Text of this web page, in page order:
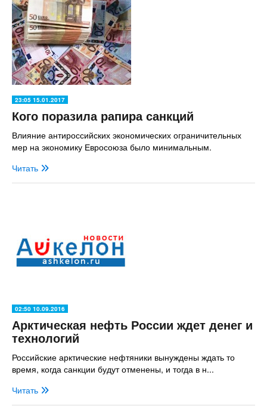
23:05 15.01.2017
Кого поразила рапира санкций
Влияние антироссийских экономических ограничительных
мер на экономику Евросоюза было минимальным.
Читать
02:50 10.09.2016
Арктическая нефть России ждет денег и
технологий
Российские арктические нефтяники вынуждены ждать то
время, когда санкции будут отменены, и тогда в н...
Читать